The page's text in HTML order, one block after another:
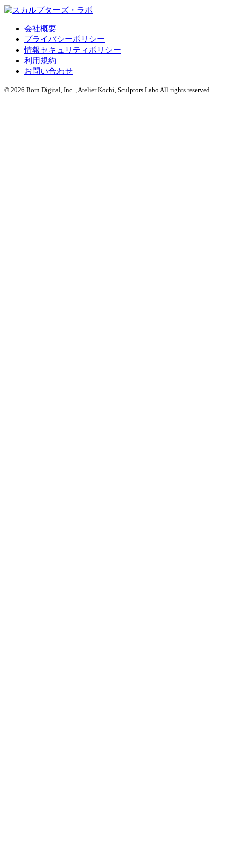
会社概要
プライバシーポリシー
情報セキュリティポリシー
利用規約
お問い合わせ
© 2026 Born Digital, Inc. , Atelier Kochi, Sculptors Labo All rights reserved.